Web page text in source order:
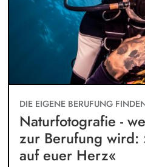
DIE EIGENE BERUFUNG
Naturfotografie -
zur Berufung wird:
auf euer Herz«